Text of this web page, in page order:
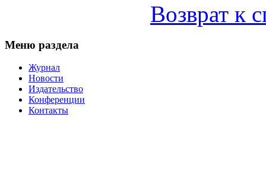
Возврат к
Меню раздела
Журнал
Новости
Издательство
Конференции
Контакты